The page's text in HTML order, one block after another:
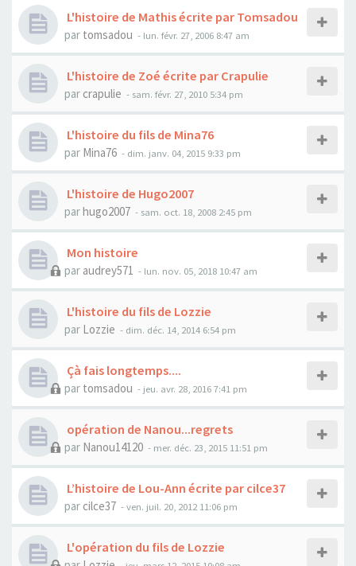
L'histoire de Mathis écrite par Tomsadou
par tomsadou - lun. févr. 27, 2006 8:47 am
L'histoire de Zoé écrite par Crapulie
par crapulie - sam. févr. 27, 2010 5:34 pm
L'histoire du fils de Mina76
par Mina76 - dim. janv. 04, 2015 9:33 pm
L'histoire de Hugo2007
parhugo2007 - sam. oct. 18, 2008 2:45 pm
Mon histoire
par audrey571 - lun. nov. 05, 2018 10:47 am
L'histoire du fils de Lozzie
par Lozzie - dim. déc. 14, 2014 6:54 pm
Çà fais longtemps....
par tomsadou - jeu. avr. 28, 2016 7:41 pm
opération de Nanou...regrets
par Nanou14120 - mer. déc. 23, 2015 11:51 pm
L’histoire de Lou-Ann écrite par cilce37
par cilce37 - ven. juil. 20, 2012 11:06 pm
L'opération du fils de Lozzie